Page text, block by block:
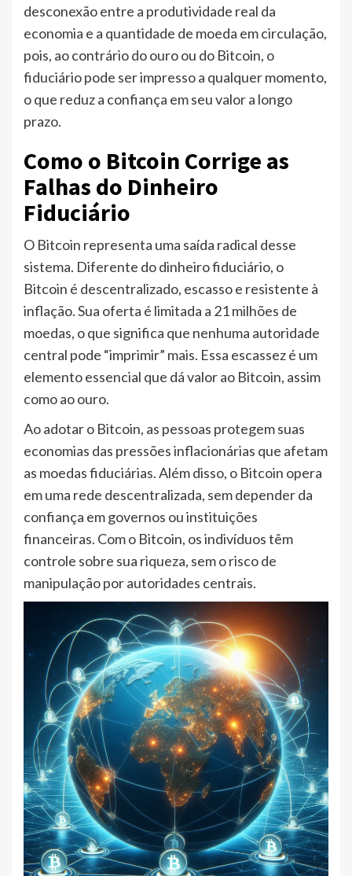
desconexão entre a produtividade real da
economia e a quantidade de moeda em circulação,
pois, ao contrário do ouro ou do Bitcoin, o
fiduciário pode ser impresso a qualquer momento,
o que reduz a confiança em seu valor a longo
prazo.
Como o Bitcoin Corrige as
Falhas do Dinheiro
Fiduciário
O Bitcoin representa uma saída radical desse
sistema. Diferente do dinheiro fiduciário, o
Bitcoin é descentralizado, escasso e resistente à
inflação. Sua oferta é limitada a 21 milhões de
moedas, o que significa que nenhuma autoridade
central pode “imprimir” mais. Essa escassez é um
elemento essencial que dá valor ao Bitcoin, assim
como ao ouro.
Ao adotar o Bitcoin, as pessoas protegem suas
economias das pressões inflacionárias que afetam
as moedas fiduciárias. Além disso, o Bitcoin opera
em uma rede descentralizada, sem depender da
confiança em governos ou instituições
financeiras. Com o Bitcoin, os indivíduos têm
controle sobre sua riqueza, sem o risco de
manipulação por autoridades centrais.